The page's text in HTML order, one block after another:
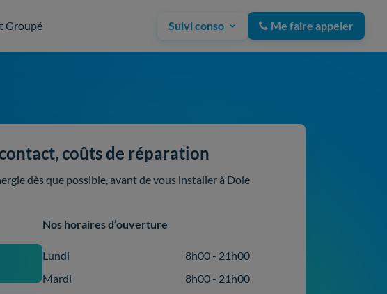
Groupé Suivi conso Me faire appeler
coûts de réparation
dès que possible, avant de vous installer à Dole
Nos horaires d’ouverture
Lundi
8h00 - 21h00
Mardi
8h00 - 21h00